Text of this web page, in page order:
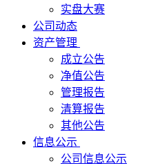
实盘大赛
公司动态
资产管理
成立公告
净值公告
管理报告
清算报告
其他公告
信息公示
公司信息公示